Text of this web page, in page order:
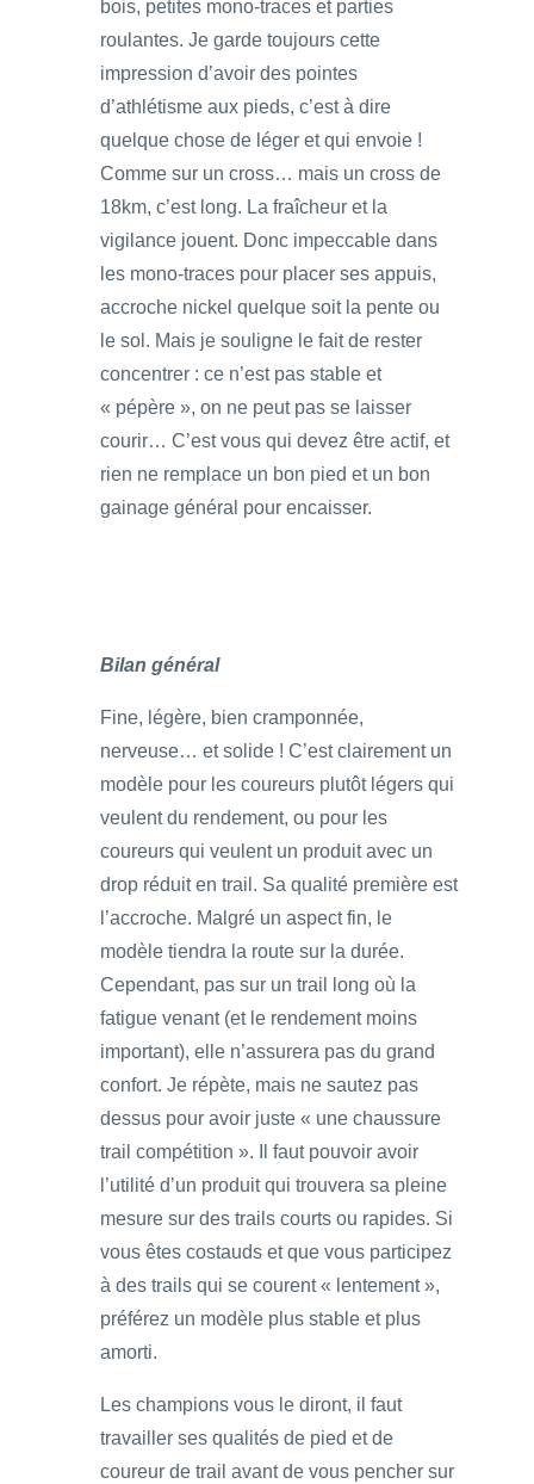
bois, petites mono-traces et parties
roulantes. Je garde toujours cette
impression d’avoir des pointes
d’athlétisme aux pieds, c’est à dire
quelque chose de léger et qui envoie !
Comme sur un cross… mais un cross de
18km, c’est long. La fraîcheur et la
vigilance jouent. Donc impeccable dans
les mono-traces pour placer ses appuis,
accroche nickel quelque soit la pente ou
le sol. Mais je souligne le fait de rester
concentrer : ce n’est pas stable et
« pépère », on ne peut pas se laisser
courir… C’est vous qui devez être actif, et
rien ne remplace un bon pied et un bon
gainage général pour encaisser.
Bilan général
Fine, légère, bien cramponnée,
nerveuse… et solide ! C’est clairement un
modèle pour les coureurs plutôt légers qui
veulent du rendement, ou pour les
coureurs qui veulent un produit avec un
drop réduit en trail. Sa qualité première est
l’accroche. Malgré un aspect fin, le
modèle tiendra la route sur la durée.
Cependant, pas sur un trail long où la
fatigue venant (et le rendement moins
important), elle n’assurera pas du grand
confort. Je répète, mais ne sautez pas
dessus pour avoir juste « une chaussure
trail compétition ». Il faut pouvoir avoir
l’utilité d’un produit qui trouvera sa pleine
mesure sur des trails courts ou rapides. Si
vous êtes costauds et que vous participez
à des trails qui se courent « lentement »,
préférez un modèle plus stable et plus
amorti.
Les champions vous le diront, il faut
travailler ses qualités de pied et de
coureur de trail avant de vous pencher sur